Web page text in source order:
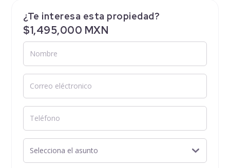
¿Te interesa esta propiedad?
$1,495,000 MXN